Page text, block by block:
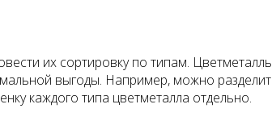
их сортировку по типам.
выгоды. Например, можно
каждого типа цветметалла отдельно.